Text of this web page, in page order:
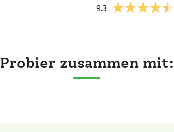
9.3
Probier zusammen mit: